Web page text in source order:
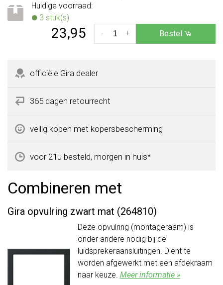
Huidige voorraad:
3 stuk(s)
23,95 +
- Bestel
officiële Gira dealer
365 dagen retourrecht
veilig kopen met kopersbescherming
voor 21u besteld, morgen in huis*
Combineren met
Gira opvulring zwart mat (264810)
Deze opvulring (montageraam) is
onder andere nodig bij de
luidsprekeraansluitingen. Dient te
worden afgewerkt met een afdekraam
naar keuze. Meer informatie »